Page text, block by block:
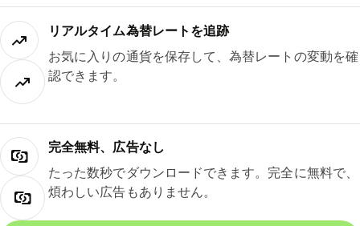
リアルタイム為替レートを追跡
お気に入りの通貨を保存して、為替レートの変動を確
認できます。
完全無料、広告なし
たった数秒でダウンロードできます。完全に無料で、
煩わしい広告もありません。